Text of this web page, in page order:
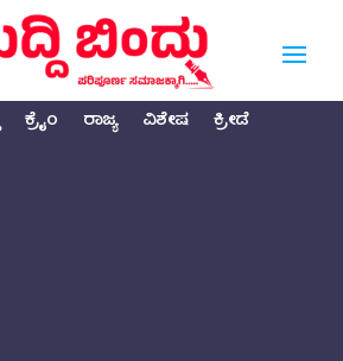
ಕ್ರೈಂ ರಾಜ್ಯ ವಿಶೇಷ ಕ್ರೀಡೆ